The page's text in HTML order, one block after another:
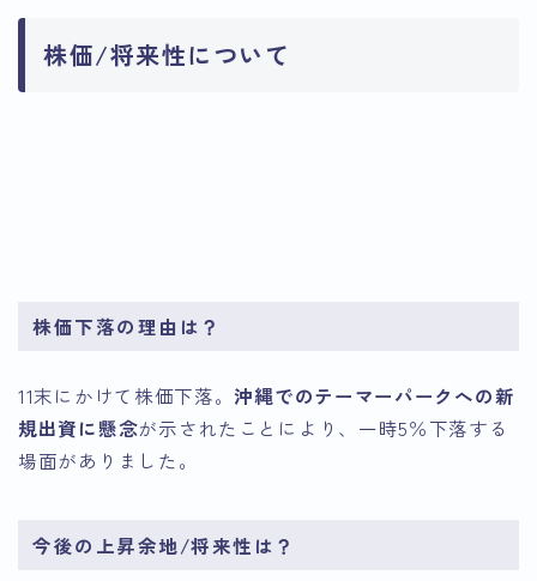
株価/将来性について
株価下落の理由は？
11末にかけて株価下落。沖縄でのテーマーパークへの新
規出資に懸念が示されたことにより、一時5％下落する
場面がありました。
今後の上昇余地/将来性は？